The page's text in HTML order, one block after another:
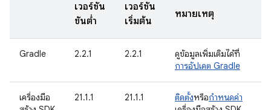
เวอร์ชัน
ขั้นต่ำ
เวอร์ชัน
เริ่มต้น
หมายเหตุ
Gradle 2.2.1 2.2.1
ดูข้อมูลเพิ่มเติมได้ที่
การอัปเดต Gradle
เครื่องมือ
21.1.1 21.1.1 ติดตั้งหรือกำหนดค่า